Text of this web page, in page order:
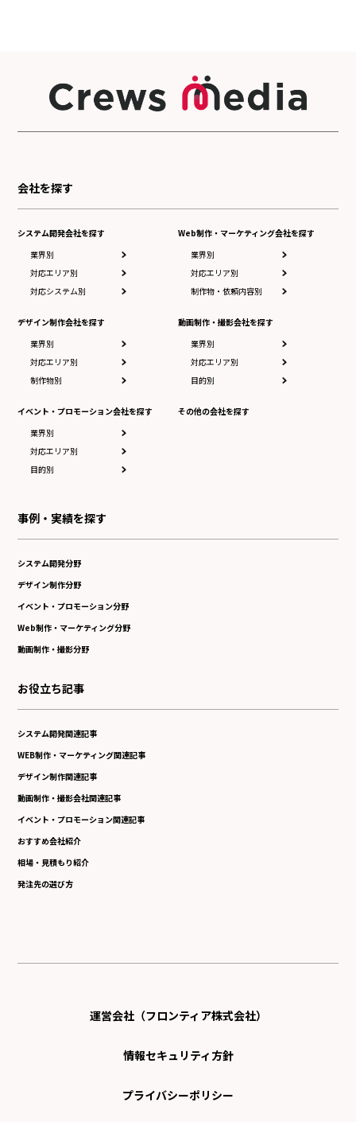
会社を探す
システム開発会社を探す
業界別
対応エリア別
対応システム別
デザイン制作会社を探す
業界別
対応エリア別
制作物別
イベント・プロモーション会社を探す
業界別
対応エリア別
目的別
Web制作・マーケティング会社を探す
業界別
対応エリア別
制作物・依頼内容別
動画制作・撮影会社を探す
業界別
対応エリア別
目的別
その他の会社を探す
事例・実績を探す
システム開発分野
デザイン制作分野
イベント・プロモーション分野
Web制作・マーケティング分野
動画制作・撮影分野
お役立ち記事
システム開発関連記事
WEB制作・マーケティング関連記事
デザイン制作関連記事
動画制作・撮影会社関連記事
イベント・プロモーション関連記事
おすすめ会社紹介
相場・見積もり紹介
発注先の選び方
運営会社（フロンティア株式会社）
情報セキュリティ方針
プライバシーポリシー